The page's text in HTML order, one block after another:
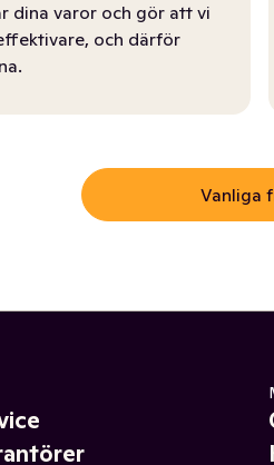
dina varor och gör att vi
och därför
Vanliga